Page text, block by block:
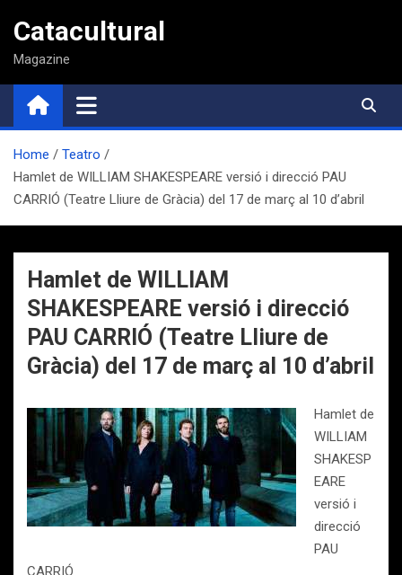
contenido
Catacultural
Magazine
Home
Teatro
Hamlet de WILLIAM SHAKESPEARE versió i direcció PAU
CARRIÓ (Teatre Lliure de Gràcia) del 17 de març al 10 d’abril
Hamlet de WILLIAM
SHAKESPEARE versió i direcció
PAU CARRIÓ (Teatre Lliure de
Gràcia) del 17 de març al 10 d’abril
Hamlet de
WILLIAM
SHAKESP
EARE
versió i
direcció
PAU
CARRIÓ